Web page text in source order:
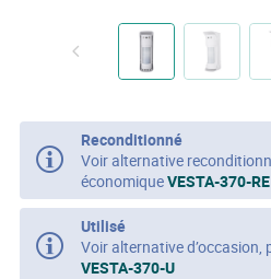
Reconditionné
Voir alternative
économiqueVESTA-370-RE
Utilisé
Voir alternative d’occasion,
VESTA-370-U